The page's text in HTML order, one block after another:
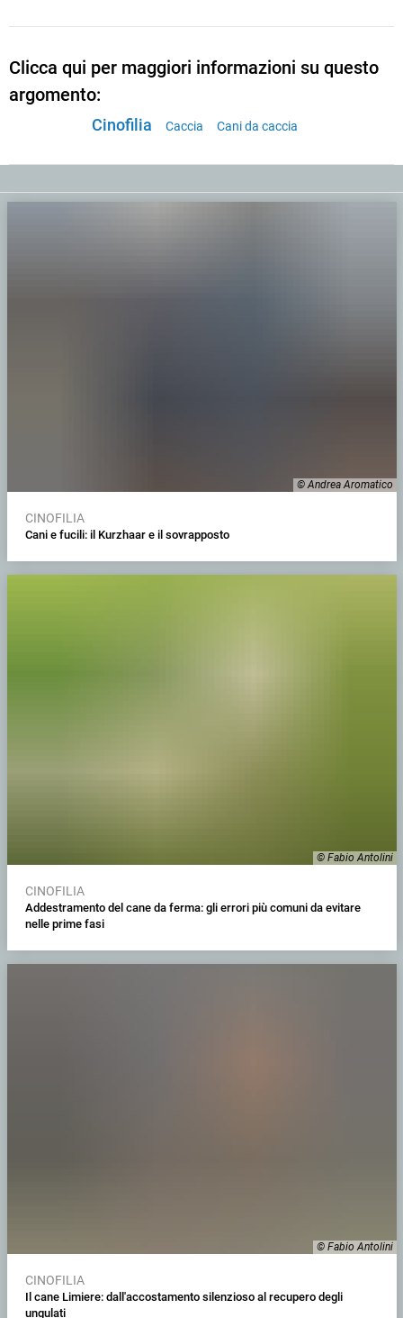
Clicca qui per maggiori informazioni su questo
argomento:
Cinofilia Caccia Cani da caccia
© Andrea Aromatico
CINOFILIA
Cani e fucili: il Kurzhaar e il sovrapposto
© Fabio Antolini
CINOFILIA
Addestramento del cane da ferma: gli errori più comuni da evitare
nelle prime fasi
© Fabio Antolini
CINOFILIA
Il cane Limiere: dall'accostamento silenzioso al recupero degli
ungulati